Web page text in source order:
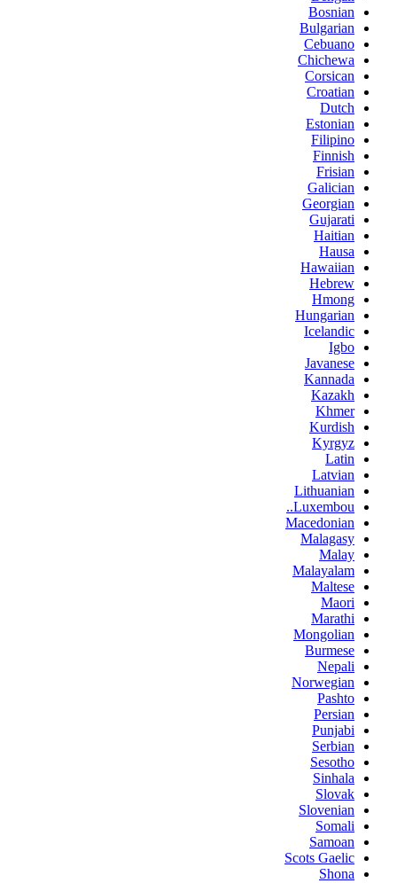
Bosnian
Bulgarian
Cebuano
Chichewa
Corsican
Croatian
Dutch
Estonian
Filipino
Finnish
Frisian
Galician
Georgian
Gujarati
Haitian
Hausa
Hawaiian
Hebrew
Hmong
Hungarian
Icelandic
Igbo
Javanese
Kannada
Kazakh
Khmer
Kurdish
Kyrgyz
Latin
Latvian
Lithuanian
Luxembou..
Macedonian
Malagasy
Malay
Malayalam
Maltese
Maori
Marathi
Mongolian
Burmese
Nepali
Norwegian
Pashto
Persian
Punjabi
Serbian
Sesotho
Sinhala
Slovak
Slovenian
Somali
Samoan
Scots Gaelic
Shona